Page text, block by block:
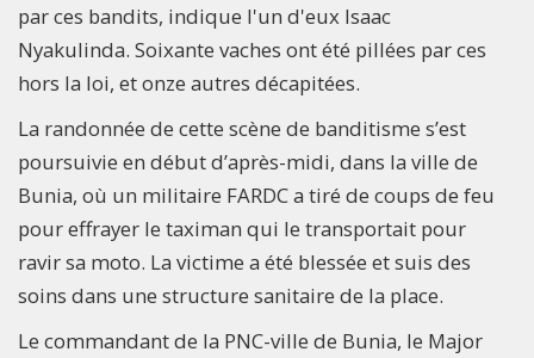
par ces bandits, indique l'un d'eux Isaac
Nyakulinda. Soixante vaches ont été pillées par ces
hors la loi, et onze autres décapitées.
La randonnée de cette scène de banditisme s’est
poursuivie en début d’après-midi, dans la ville de
Bunia, où un militaire FARDC a tiré de coups de feu
pour effrayer le taximan qui le transportait pour
ravir sa moto. La victime a été blessée et suis des
soins dans une structure sanitaire de la place.
Le commandant de la PNC-ville de Bunia, le Major